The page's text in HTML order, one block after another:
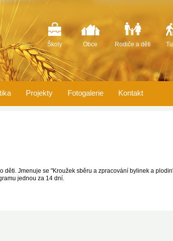
Školy Obce Rodiče a děti
Projekty Fotogalerie Kontakt
Jmenuje se "Kroužek sběru a zpracování bylinek a
jednou za 14 dní.